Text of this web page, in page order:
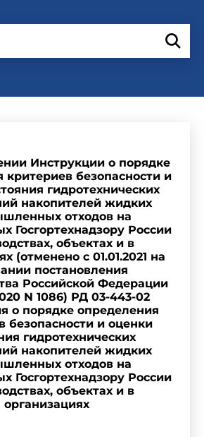
Инструкции о порядке
критериев безопасности и
гидротехнических
накопителей жидких
отходов на
Госгортехнадзору России
объектах и в
(отменено с 01.01.2021 на
постановления
Российской Федерации
N 1086) РД 03-443-02
о порядке определения
безопасности и оценки
гидротехнических
накопителей жидких
отходов на
Госгортехнадзору России
объектах и в
организациях